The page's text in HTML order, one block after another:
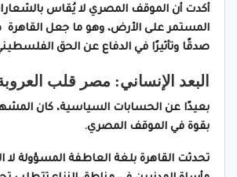
أكدت أن الموقف المصري لا يُقاس
المستمر على الأرض، وهو ما جعل القاهرة
صدقًا وتأثيرًا في الدفاع عن الحق
البعد الإنساني: مصر قلب
بعيدًا عن الحسابات السياسية، كان
بقوة في الموقف المصري.
تحدثت القاهرة بلغة العاطفة المسؤولة لا